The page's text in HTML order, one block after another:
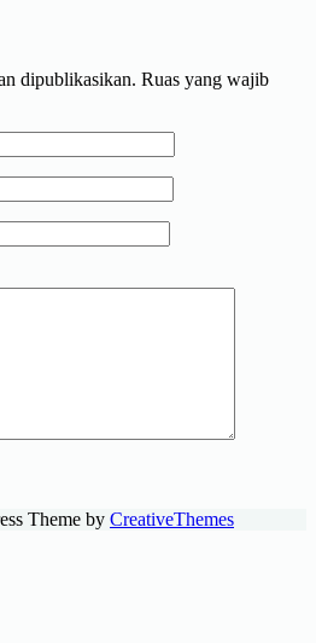
dipublikasikan. Ruas yang wajib
Theme by CreativeThemes